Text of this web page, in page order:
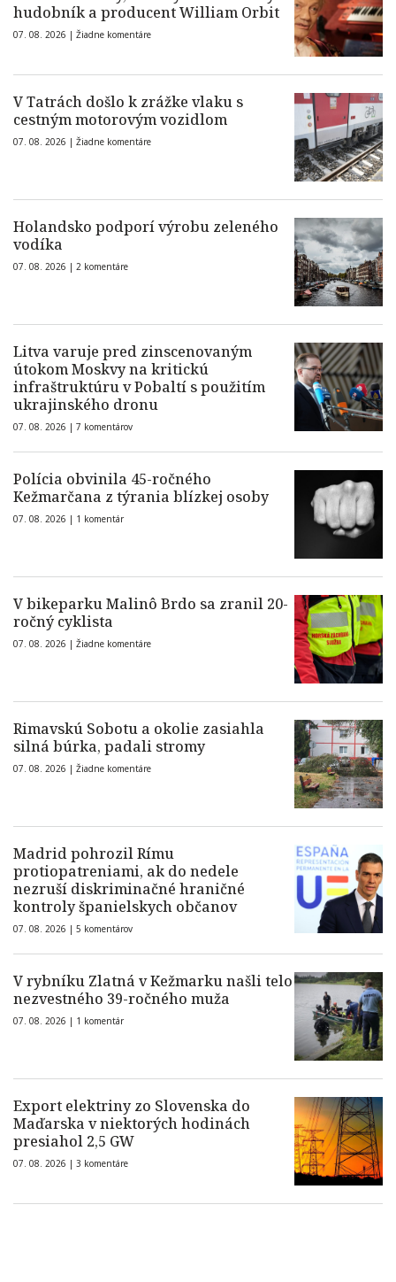
hudobník a producent William Orbit
07. 08. 2026 | Žiadne komentáre
V Tatrách došlo k zrážke vlaku s
cestným motorovým vozidlom
07. 08. 2026 | Žiadne komentáre
Holandsko podporí výrobu zeleného
vodíka
07. 08. 2026 | 2 komentáre
Litva varuje pred zinscenovaným
útokom Moskvy na kritickú
infraštruktúru v Pobaltí s použitím
ukrajinského dronu
07. 08. 2026 | 7 komentárov
Polícia obvinila 45-ročného
Kežmarčana z týrania blízkej osoby
07. 08. 2026 | 1 komentár
V bikeparku Malinô Brdo sa zranil 20-
ročný cyklista
07. 08. 2026 | Žiadne komentáre
Rimavskú Sobotu a okolie zasiahla
silná búrka, padali stromy
07. 08. 2026 | Žiadne komentáre
Madrid pohrozil Rímu
protiopatreniami, ak do nedele
nezruší diskriminačné hraničné
kontroly španielskych občanov
07. 08. 2026 | 5 komentárov
V rybníku Zlatná v Kežmarku našli telo
nezvestného 39-ročného muža
07. 08. 2026 | 1 komentár
Export elektriny zo Slovenska do
Maďarska v niektorých hodinách
presiahol 2,5 GW
07. 08. 2026 | 3 komentáre